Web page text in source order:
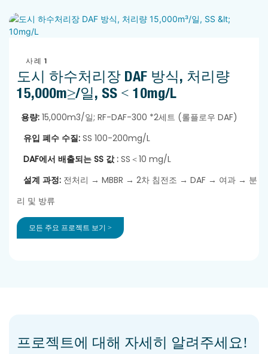
사례 1
도시 하수처리장 DAF 방식, 처리량
15,000m³/일, SS < 10mg/L
용량: 15,000m3/일; RF-DAF-300 *2세트 (롤플로우 DAF)
유입 폐수 수질: SS 100-200mg/L
DAF에서 배출되는 SS 값: SS＜10 mg/L
설계 과정: 전처리 → MBBR → 2차 침전조 → DAF → 여과 → 분
리 및 방류
모든 주요 프로젝트 보기 >
프로젝트에 대해 자세히 알려주세요!